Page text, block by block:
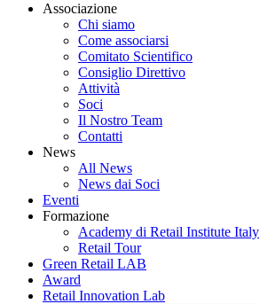
Associazione
Chi siamo
Come associarsi
Comitato Scientifico
Consiglio Direttivo
Attività
Soci
Il Nostro Team
Contatti
News
All News
News dai Soci
Eventi
Formazione
Academy di Retail Institute Italy
Retail Tour
Green Retail LAB
Award
Retail Innovation Lab